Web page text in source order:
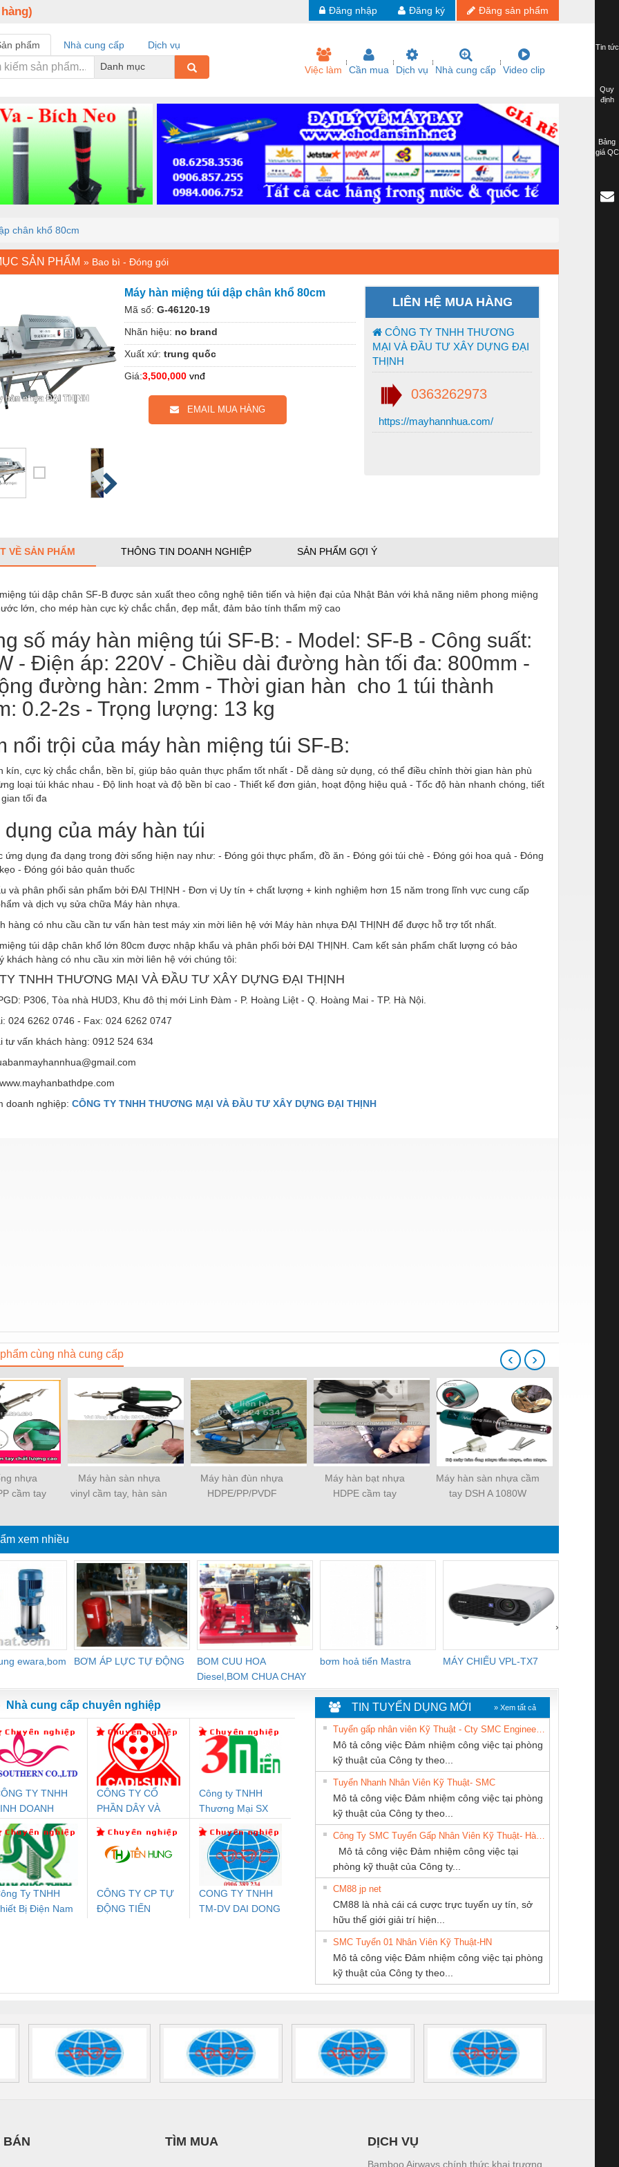
Đăng sản phẩm
Đăng ký
Đăng nhập
phẩm Nhà cung cấp
Dịch vụ
Danh mục
Việc làm Cần mua Dịch vụ Nhà cung cấp Video clip
chân khổ 80cm
SẢN PHẨM » Bao bì - Đóng gói
Máy hàn miệng túi dập chân khổ 80cm
Mã số: G-46120-19
Nhãn hiệu: no brand
Xuất xứ: trung quốc
Giá:3,500,000 vnđ
EMAIL MUA HÀNG
LIÊN HỆ MUA HÀNG
CÔNG TY TNHH THƯƠNG
MẠI VÀ ĐẦU TƯ XÂY DỰNG ĐẠI
THỊNH
0363262973
https://mayhannhua.com/
VỀ SẢN PHẨM THÔNG TIN DOANH NGHIỆP SẢN PHẨM GỢI Ý
túi dập chân SF-B được sản xuất theo công nghệ tiên tiến và hiện đại của Nhật Bản với khả năng niêm phong miệng
lớn, cho mép hàn cực kỳ chắc chắn, đẹp mắt, đảm bảo tính thẩm mỹ cao
số máy hàn miệng túi SF-B: - Model: SF-B - Công suất:
- Điện áp: 220V - Chiều dài đường hàn tối đa: 800mm -
đường hàn: 2mm - Thời gian hàn cho 1 túi thành
0.2-2s - Trọng lượng: 13 kg
nổi trội của máy hàn miệng túi SF-B:
kín, cực kỳ chắc chắn, bền bỉ, giúp bảo quản thực phẩm tốt nhất - Dễ dàng sử dụng, có thể điều chỉnh thời gian hàn phù
loại túi khác nhau - Độ linh hoạt và độ bền bỉ cao - Thiết kế đơn giản, hoạt động hiệu quả - Tốc độ hàn nhanh chóng, tiết
tối đa
của máy hàn túi
ứng dụng đa dạng trong đời sống hiện nay như: - Đóng gói thực phẩm, đồ ăn - Đóng gói túi chè - Đóng gói hoa quả - Đóng
- Đóng gói bảo quản thuốc
và phân phối sản phẩm bởi ĐẠI THỊNH - Đơn vị Uy tín + chất lượng + kinh nghiệm hơn 15 năm trong lĩnh vực cung cấp
và dịch vụ sửa chữa Máy hàn nhựa.
hàng có nhu cầu cần tư vấn hàn test máy xin mời liên hệ với Máy hàn nhựa ĐẠI THỊNH để được hỗ trợ tốt nhất.
túi dập chân khổ lớn 80cm được nhập khẩu và phân phối bởi ĐẠI THỊNH. Cam kết sản phẩm chất lượng có bảo
khách hàng có nhu cầu xin mời liên hệ với chúng tôi:
TNHH THƯƠNG MẠI VÀ ĐẦU TƯ XÂY DỰNG ĐẠI THỊNH
P306, Tòa nhà HUD3, Khu đô thị mới Linh Đàm - P. Hoàng Liệt - Q. Hoàng Mai - TP. Hà Nội.
024 6262 0746 - Fax: 024 6262 0747
tư vấn khách hàng: 0912 524 634
doanh nghiệp: CÔNG TY TNHH THƯƠNG MẠI VÀ ĐẦU TƯ XÂY DỰNG ĐẠI THỊNH
cùng nhà cung cấp
nhựa
cầm tay
Máy hàn sàn nhựa
vinyl cầm tay, hàn sàn
Máy hàn đùn nhựa
HDPE/PP/PVDF
Máy hàn bạt nhựa
HDPE cầm tay
Máy hàn sàn nhựa cầm
tay DSH A 1080W
‹ ›
xem nhiều
ewara,bom
BƠM ÁP LỰC TỰ ĐỘNG
BOM CUU HOA
Diesel,BOM CHUA CHAY
bơm hoả tiển Mastra MÁY CHIẾU VPL-TX7
›
An Toàn
Contact
PC20-1NO-
24DC-SP -
Rơ Le An Toàn
Phoenix Contact
PSR-SCP-
- 2981059
Điện AC
Mô-đun Ắc Quy UPS
Bộ Lặp Tín Hiệu
PROFIBUS Phoenix
Contact PSI-REP-
PROFIBUS/12MB -
2708863
Rơ Le An Toàn
Phoenix Contact
2986960 – PSR-
SCP-
24DC/FSP/2X1/1X2
Rơ Le An Toàn
Bộ giám sát chuỗi
tấm pin
TRANSCLINIC 16I+
1K5 H (2502520000)
Bộ giám sát chuỗi
tấm pin
TRANSCLINIC 16I+
1K5 L (2433950000)
Bộ giám sát dòng
TRANSCLINIC 16I+
(2008130000)
Bộ chỉnh lưu nguồn
điện TRANSCLINIC
BKE 1K5.4
(7791400879)2. Giá
Nẹp nhôm chống
trơn Đà Nẵng
Nhà cung cấp chuyên nghiệp
TY TNHH
DOANH
DỊCH VỤ XNK
NAM
CÔNG TY CỔ
PHẦN DÂY VÀ
THƯỢNG ĐÌNH
Công ty TNHH
Thương Mại SX
Ty TNHH
Bị Điện Nam
CÔNG TY CP TỰ
ĐỘNG TIẾN
CONG TY TNHH
TM-DV DAI DONG
CÔNG TY TNHH
THƯƠNG MẠI
DỊCH VỤ KỸ
THUẬT ĐIỆN CƠ
GIA HƯNG PHÁT
Tan Dong Cang
company LTD
Cty TNHH TM QC
CÔNG TY TNHH
THIẾT BỊ CÔNG
NGHIỆP NIHON
SETSUBI VIỆT
MEKONG MARINE
SUPPLY
KỸ THUẬT KTECH
TIN TUYỂN DỤNG MỚI » Xem tất cả
Mô tả công việc Đảm nhiệm công việc tại phòng
kỹ thuật của Công ty theo...
Tuyển Nhanh Nhân Viên Kỹ Thuật- SMC
Mô tả công việc Đảm nhiệm công việc tại phòng
kỹ thuật của Công ty theo...
Mô tả công việc Đảm nhiệm công việc tại
phòng kỹ thuật của Công ty...
CM88 jp net
CM88 là nhà cái cá cược trực tuyến uy tín, sở
hữu thế giới giải trí hiện...
SMC Tuyển 01 Nhân Viên Kỹ Thuật-HN
Mô tả công việc Đảm nhiệm công việc tại phòng
kỹ thuật của Công ty theo...
BÁN TÌM MUA DỊCH VỤ
Bamboo Airways chính thức khai trương
Tin tức
Quy
định
Bảng
giá QC